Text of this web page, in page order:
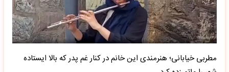
مطربی خیابانی؛ هنرمندی این خانم در کنار غم پدر که بالا ایستاده